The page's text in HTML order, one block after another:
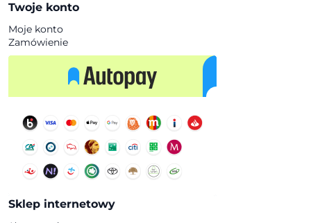
Twoje konto
Moje konto
Zamówienie
Sklep internetowy